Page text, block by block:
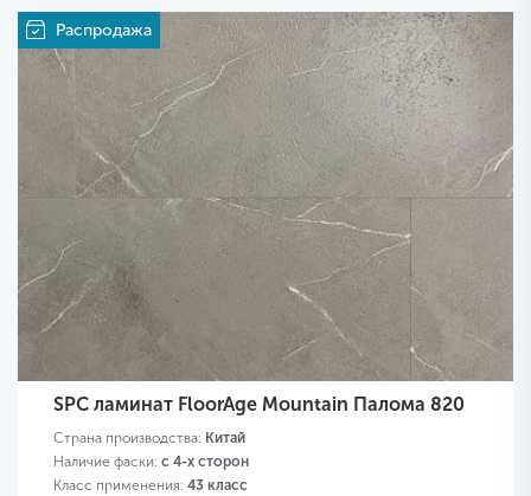
Распродажа
SPC ламинат FloorAge Mountain Палома 820
Страна производства: Китай
Наличие фаски: с 4-х сторон
Класс применения: 43 класс